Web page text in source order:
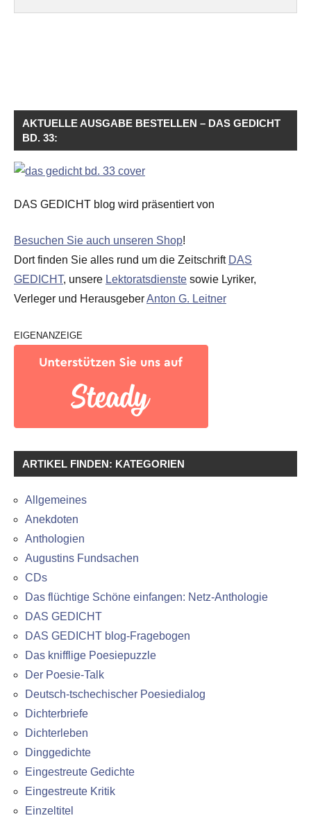
AKTUELLE AUSGABE BESTELLEN – DAS GEDICHT
BD. 33:
DAS GEDICHT blog wird präsentiert von
Besuchen Sie auch unseren Shop!
Dort finden Sie alles rund um die Zeitschrift DAS
GEDICHT, unsere Lektoratsdienste sowie Lyriker,
Verleger und HerausgeberAnton G. Leitner
EIGENANZEIGE
ARTIKEL FINDEN: KATEGORIEN
Allgemeines
Anekdoten
Anthologien
Augustins Fundsachen
CDs
Das flüchtige Schöne einfangen: Netz-Anthologie
DAS GEDICHT
DAS GEDICHT blog-Fragebogen
Das knifflige Poesiepuzzle
Der Poesie-Talk
Deutsch-tschechischer Poesiedialog
Dichterbriefe
Dichterleben
Dinggedichte
Eingestreute Gedichte
Eingestreute Kritik
Einzeltitel